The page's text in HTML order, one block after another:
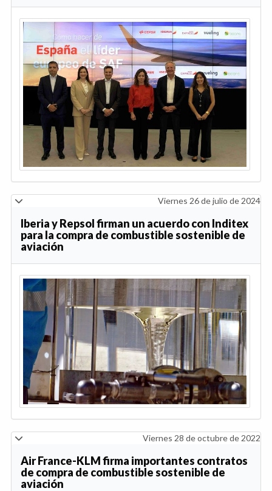
Viernes 26 de julio de 2024
Iberia y Repsol firman un acuerdo con Inditex
para la compra de combustible sostenible de
aviación
Viernes 28 de octubre de 2022
Air France-KLM firma importantes contratos
de compra de combustible sostenible de
aviación